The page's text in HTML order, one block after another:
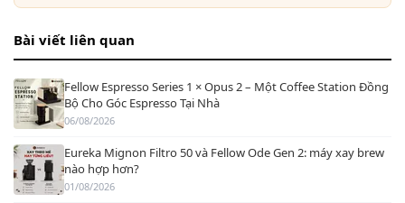
Bài viết liên quan
Fellow Espresso Series 1 × Opus 2 – Một Coffee Station Đồng
Bộ Cho Góc Espresso Tại Nhà
06/08/2026
Eureka Mignon Filtro 50 và Fellow Ode Gen 2: máy xay brew
nào hợp hơn?
01/08/2026